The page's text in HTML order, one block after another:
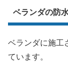
ベランダの防
ベランダに施工
ています。